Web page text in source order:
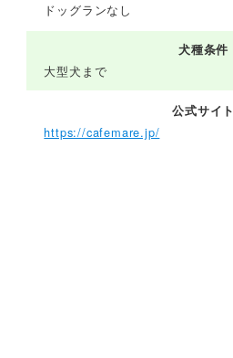
ドッグランなし
犬種条件
大型犬まで
公式サイト
https://cafemare.jp/